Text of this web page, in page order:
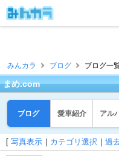
みんカラ ブログ ブログ一
まめ.com
ブログ 愛車紹介 アル
[ 写真表示 ｜ カテゴリ選択 ｜ 過